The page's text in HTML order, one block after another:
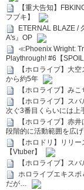
【重大告知】
フブキ】
ETERNAL BLAZE /
A's』OP
≪Phoenix Wright:
Playthrough! #6【
【ホロライブ】大
から約5年
【ホロライブ】み
【ホロライブ】ス
次ぐ3番目くらいには上
【ホロライブ】赤
段階的に活動範囲を広
【ホロドリ】リリ
【Vtuber】
【ホロライブ】ス
ホロライブエキス
だが…